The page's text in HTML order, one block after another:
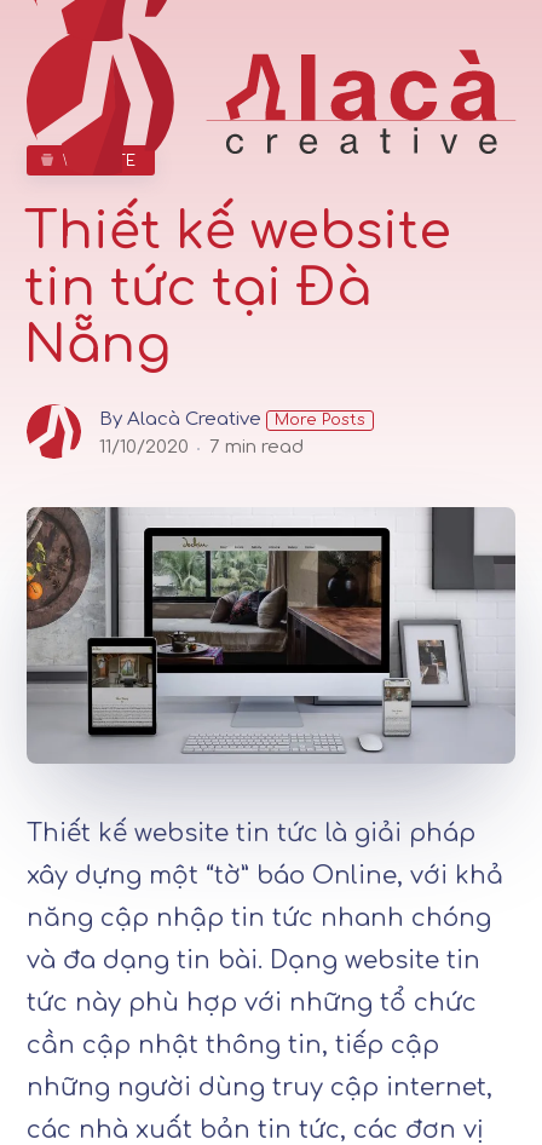
WEBSITE
Thiết kế website
tin tức tại Đà
Nẵng
By Alacà Creative More Posts
11/10/2020 7 min read
Thiết kế website tin tức là giải pháp
xây dựng một “tờ” báo Online, với khả
năng cập nhập tin tức nhanh chóng
và đa dạng tin bài. Dạng website tin
tức này phù hợp với những tổ chức
cần cập nhật thông tin, tiếp cập
những người dùng truy cập internet,
các nhà xuất bản tin tức, các đơn vị